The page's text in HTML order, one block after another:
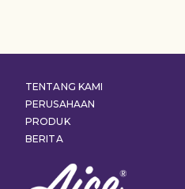
TENTANG KAMI
PERUSAHAAN
PRODUK
BERITA